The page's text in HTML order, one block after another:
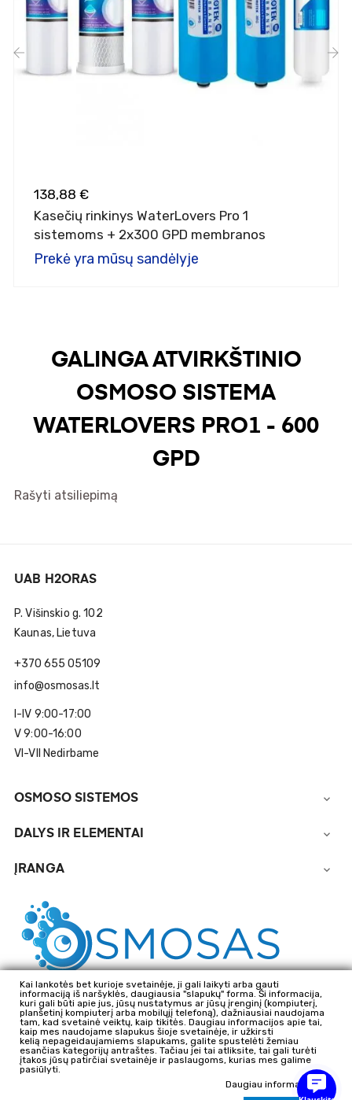
138,88 €
Kasečių rinkinys WaterLovers Pro 1
sistemoms + 2x300 GPD membranos
Prekė yra mūsų sandėlyje
GALINGA ATVIRKŠTINIO
OSMOSO SISTEMA
WATERLOVERS PRO1 - 600
GPD
Rašyti atsiliepimą
UAB H2ORAS
P. Višinskio g. 102
Kaunas, Lietuva
+370 655 05109
info@osmosas.lt
I-IV 9:00-17:00
V 9:00-16:00
VI-VII Nedirbame
OSMOSO SISTEMOS 
DALYS IR ELEMENTAI 
ĮRANGA 
2025H2Oras Ltd
Kai lankotės bet kurioje svetainėje, ji gali laikyti arba gauti
informaciją iš naršyklės, daugiausia "slapukų" forma. Ši informacija,
kuri gali būti apie jus, jūsų nustatymus ar jūsų įrenginį (kompiuterį,
planšetinį kompiuterį arba mobilųjį telefoną), dažniausiai naudojama
tam, kad svetainė veiktų, kaip tikitės. Daugiau informacijos apie tai,
kaip mes naudojame slapukus šioje svetainėje, ir užkirsti
kelią nepageidaujamiems slapukams, galite spustelėti žemiau
esančias kategorijų antraštes. Tačiau jei tai atliksite, tai gali turėti
įtakos jūsų patirčiai svetainėje ir paslaugoms, kurias mes galime
pasiūlyti.
Daugiau informacijos